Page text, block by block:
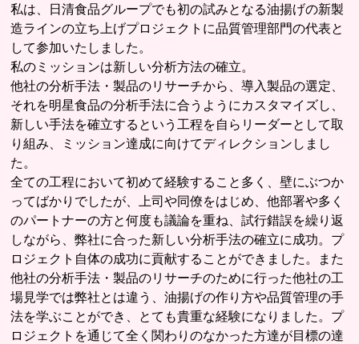
私は、日清食品グループでも初の試みとなる油揚げの新製
造ラインの立ち上げプロジェクトに品質管理部門の代表と
して参加いたしました。
私のミッションは新しい分析方法の確立。
他社の分析手法・製品のリサーチから、導入製品の選定、
それを明星食品の分析手法に合うようにカスタマイズし、
新しい手法を確立するという工程を自らリーダーとして取
り組み、ミッション達成に向けてディレクションしまし
た。
全ての工程において初めて経験すること多く、壁にぶつか
ってばかりでしたが、上司や同僚をはじめ、他部署や多く
のパートナーの方と何度も議論を重ね、試行錯誤を繰り返
しながら、弊社に合った新しい分析手法の確立に成功。プ
ロジェクト自体の成功に貢献することができました。また
他社の分析手法・製品のリサーチのために行った他社の工
場見学では弊社とは違う、油揚げの作り方や品質管理の手
法を学ぶことができ、とても貴重な経験になりました。プ
ロジェクトを通じて全く関わりのなかった方達が目標の達